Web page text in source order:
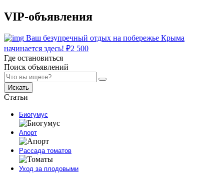
VIP-объявления
Ваш безупречный отдых на побережье Крыма
начинается здесь! ₽2 500
Где остановиться
Поиск объявлений
Искать
Статьи
Биогумус
Апорт
Рассада томатов
Уход за плодовыми